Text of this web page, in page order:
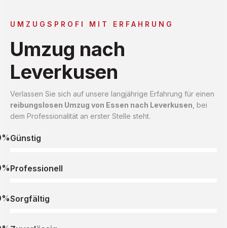
UMZUGSPROFI MIT ERFAHRUNG
Umzug nach
Leverkusen
Verlassen Sie sich auf unsere langjährige Erfahrung für einen
reibungslosen Umzug von Essen nach Leverkusen , bei
dem Professionalität an erster Stelle steht.
Günstig
Professionell
Sorgfältig